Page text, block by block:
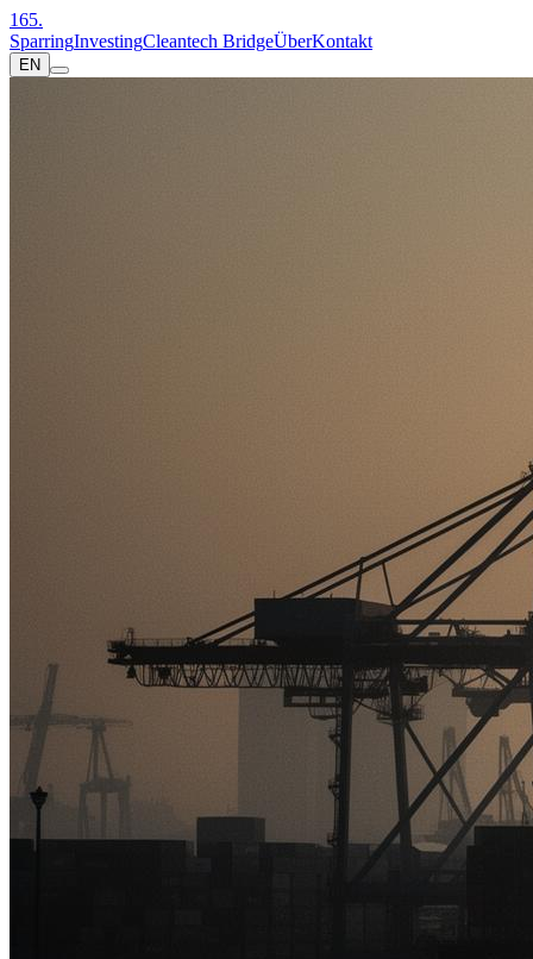
165.
SparringInvestingCleantech BridgeÜberKontakt
EN